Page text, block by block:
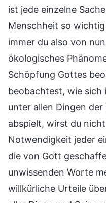
ist jede einzelne
Menschheit so
immer du also von
ökologisches
Schöpfung Gottes
beobachtest, wie sich
unter allen Dingen
abspielt, wirst du
Notwendigkeit jeder
die von Gott
unwissenden Worte
willkürliche Urteile